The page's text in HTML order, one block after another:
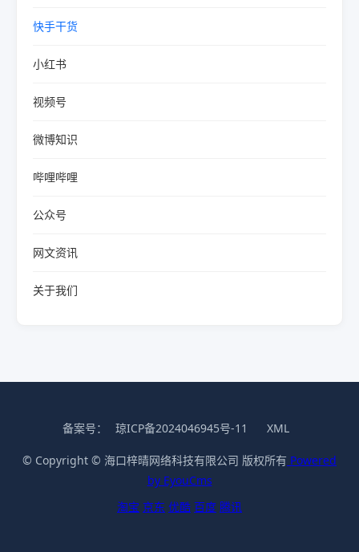
快手干货
小红书
视频号
微博知识
哔哩哔哩
公众号
网文资讯
关于我们
备案号： 琼ICP备2024046945号-11 XML
© Copyright © 海口梓晴网络科技有限公司 版权所有 Powered
by EyouCms
淘宝 京东 优酷 百度 腾讯